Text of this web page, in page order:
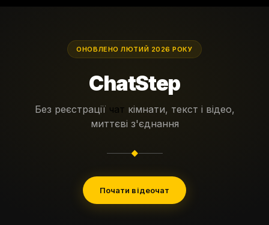
ОНОВЛЕНО ЛЮТИЙ 2026 РОКУ
ChatStep
Без реєстрації чат кімнати, текст і відео,
миттєві з'єднання
◆
Почати відеочат